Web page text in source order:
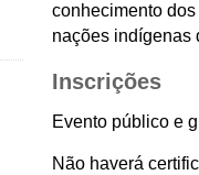
conhecimento
nações indígenas
Inscrições
Evento público e
Não haverá